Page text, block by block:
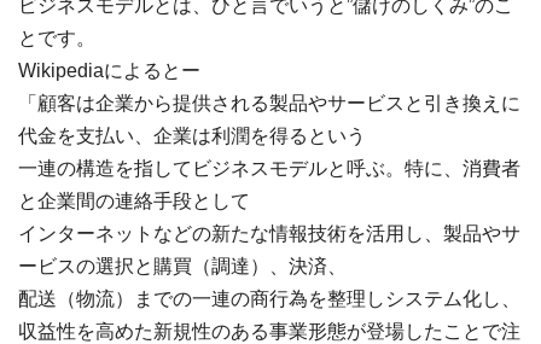
ビジネスモデルとは、ひと言でいうと”儲けのしくみ”のこ
とです。
Wikipediaによるとー
「顧客は企業から提供される製品やサービスと引き換えに
代金を支払い、企業は利潤を得るという
一連の構造を指してビジネスモデルと呼ぶ。特に、消費者
と企業間の連絡手段として
インターネットなどの新たな情報技術を活用し、製品やサ
ービスの選択と購買（調達）、決済、
配送（物流）までの一連の商行為を整理しシステム化し、
収益性を高めた新規性のある事業形態が登場したことで注